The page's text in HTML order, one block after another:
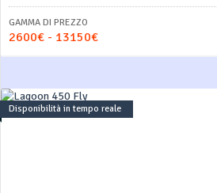
GAMMA DI PREZZO
2600€ - 13150€
Disponibilità in tempo reale